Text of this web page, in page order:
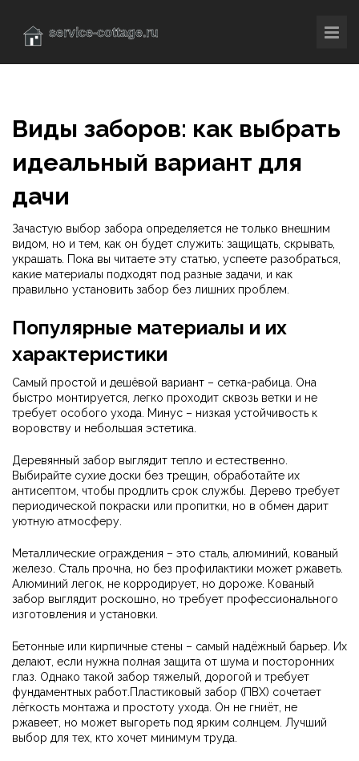
Виды заборов: как выбрать
идеальный вариант для
дачи
Зачастую выбор забора определяется не только внешним
видом, но и тем, как он будет служить: защищать, скрывать,
украшать. Пока вы читаете эту статью, успеете разобраться,
какие материалы подходят под разные задачи, и как
правильно установить забор без лишних проблем.
Популярные материалы и их
характеристики
Самый простой и дешёвой вариант – сетка-рабица. Она
быстро монтируется, легко проходит сквозь ветки и не
требует особого ухода. Минус – низкая устойчивость к
воровству и небольшая эстетика.
Деревянный забор выглядит тепло и естественно.
Выбирайте сухие доски без трещин, обработайте их
антисептом, чтобы продлить срок службы. Дерево требует
периодической покраски или пропитки, но в обмен дарит
уютную атмосферу.
Металлические ограждения – это сталь, алюминий, кованый
железо. Сталь прочна, но без профилактики может ржаветь.
Алюминий легок, не корродирует, но дороже. Кованый
забор выглядит роскошно, но требует профессионального
изготовления и установки.
Бетонные или кирпичные стены – самый надёжный барьер. Их
делают, если нужна полная защита от шумa и посторонних
глаз. Однако такой забор тяжелый, дорогой и требует
фундаментных работ.Пластиковый забор (ПВХ) сочетает
лёгкость монтажа и простоту ухода. Он не гниёт, не
ржавеет, но может выгореть под ярким солнцем. Лучший
выбор для тех, кто хочет минимум труда.